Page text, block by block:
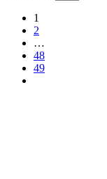
1
2
…
48
49